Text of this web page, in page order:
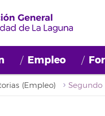
Empleo
(Empleo)